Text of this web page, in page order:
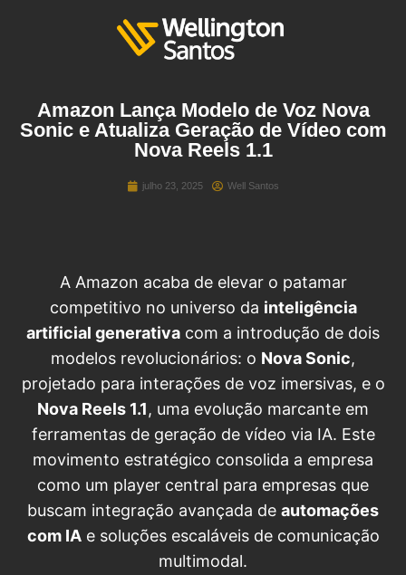
Amazon Lança Modelo de Voz Nova
Sonic e Atualiza Geração de Vídeo com
Nova Reels 1.1
julho 23, 2025 Well Santos
A Amazon acaba de elevar o patamar
competitivo no universo da inteligência
artificial generativa com a introdução de dois
modelos revolucionários: o Nova Sonic,
projetado para interações de voz imersivas, e o
Nova Reels 1.1, uma evolução marcante em
ferramentas de geração de vídeo via IA. Este
movimento estratégico consolida a empresa
como um player central para empresas que
buscam integração avançada de automações
com IAe soluções escaláveis de comunicação
multimodal.